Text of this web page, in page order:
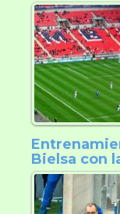
Bielsa con